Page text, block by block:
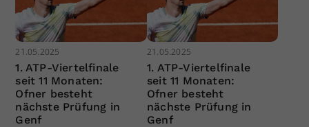
21.05.2025
1. ATP-Viertelfinale
seit 11 Monaten:
Ofner besteht
nächste Prüfung in
Genf
21.05.2025
1. ATP-Viertelfinale
seit 11 Monaten:
Ofner besteht
nächste Prüfung in
Genf